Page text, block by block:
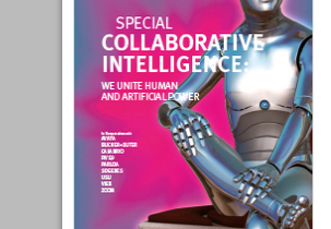
Personal
Inbound